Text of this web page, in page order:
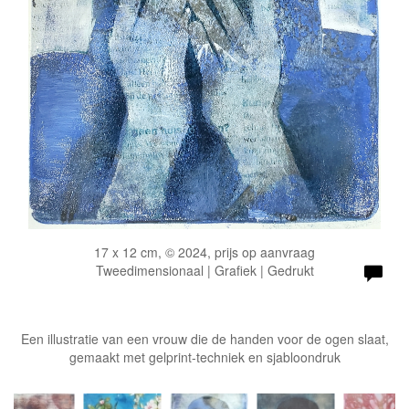
17 x 12 cm, © 2024, prijs op aanvraag
Tweedimensionaal | Grafiek | Gedrukt
Een illustratie van een vrouw die de handen voor de ogen slaat,
gemaakt met gelprint-techniek en sjabloondruk